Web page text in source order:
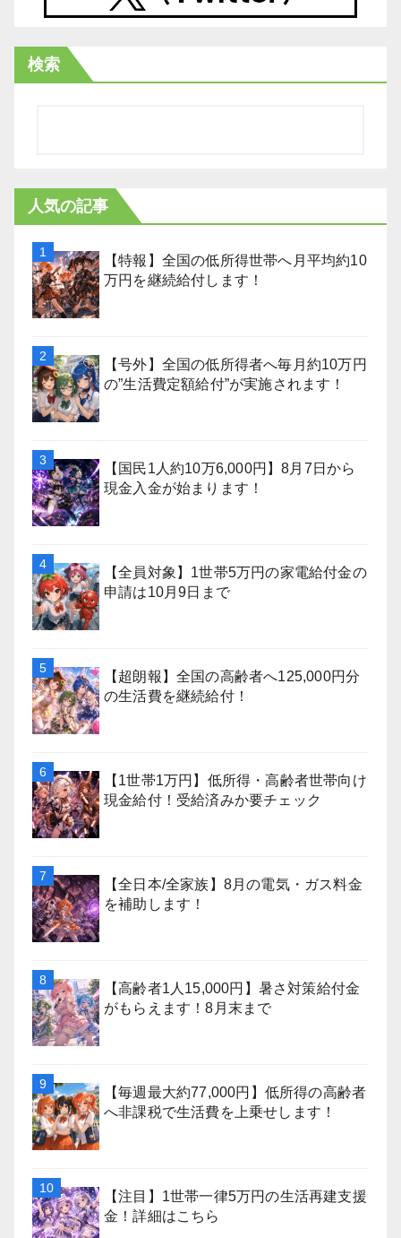
検索
人気の記事
【特報】全国の低所得世帯へ月平均約10
万円を継続給付します！
【号外】全国の低所得者へ毎月約10万円
の”生活費定額給付”が実施されます！
【国民1人約10万6,000円】8月7日から
現金入金が始まります！
【全員対象】1世帯5万円の家電給付金の
申請は10月9日まで
【超朗報】全国の高齢者へ125,000円分
の生活費を継続給付！
【1世帯1万円】低所得・高齢者世帯向け
現金給付！受給済みか要チェック
【全日本/全家族】8月の電気・ガス料金
を補助します！
【高齢者1人15,000円】暑さ対策給付金
がもらえます！8月末まで
【毎週最大約77,000円】低所得の高齢者
へ非課税で生活費を上乗せします！
【注目】1世帯一律5万円の生活再建支援
金！詳細はこちら